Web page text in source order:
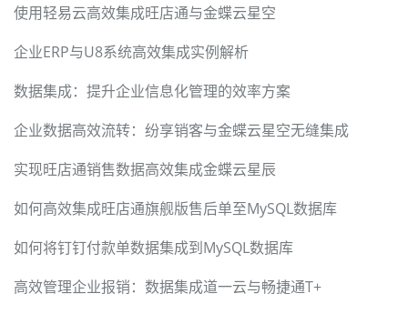
使用轻易云高效集成旺店通与金蝶云星空
企业ERP与U8系统高效集成实例解析
数据集成：提升企业信息化管理的效率方案
企业数据高效流转：纷享销客与金蝶云星空无缝集成
实现旺店通销售数据高效集成金蝶云星辰
如何高效集成旺店通旗舰版售后单至MySQL数据库
如何将钉钉付款单数据集成到MySQL数据库
高效管理企业报销：数据集成道一云与畅捷通T+